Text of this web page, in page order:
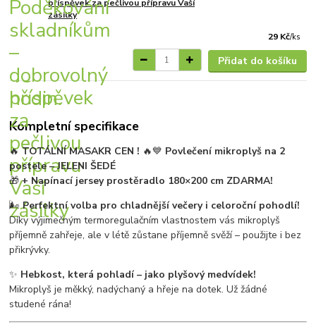
příspěvek za pečlivou přípravu Vaší
zásilky
29 Kč/ks
Přidat do košíku
Kompletní specifikace
🔥TOTÁLNÍ MASAKR CEN ! 🔥💙 Povlečení mikroplyš na 2
postele – JELENI ŠEDÉ
🎁+ Napínací jersey prostěradlo 180×200 cm ZDARMA!
🌬️Perfektní volba pro chladnější večery i celoroční pohodlí!
Díky výjimečným termoregulačním vlastnostem vás mikroplyš
příjemně zahřeje, ale v létě zůstane příjemně svěží – použijte i bez
přikrývky.
✨ Hebkost, která pohladí – jako plyšový medvídek!
Mikroplyš je měkký, nadýchaný a hřeje na dotek. Už žádné
studené rána!